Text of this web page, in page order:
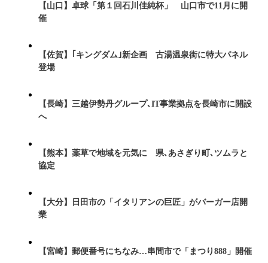
【山口】卓球「第１回石川佳純杯」 山口市で11月に開
催
【佐賀】｢キングダム｣新企画 古湯温泉街に特大パネル
登場
【長崎】三越伊勢丹グループ､IT事業拠点を長崎市に開設
へ
【熊本】薬草で地域を元気に 県､あさぎり町､ツムラと
協定
【大分】日田市の「イタリアンの巨匠」がバーガー店開
業
【宮崎】郵便番号にちなみ…串間市で「まつり888」開催